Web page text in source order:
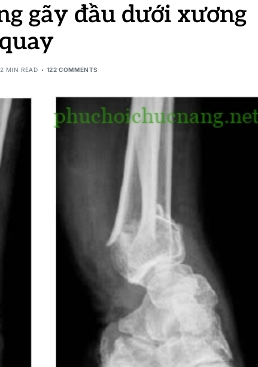
gãy đầu dưới xương
quay
MIN READ 122 COMMENTS